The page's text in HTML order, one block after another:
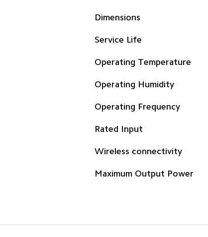
Dimensions
Service Life
Operating Temperature
Operating Humidity
Operating Frequency
Rated Input
Wireless connectivity
Maximum Output Power